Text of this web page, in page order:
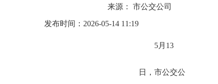
来源： 市公交公司
发布时间：2026-05-14 11:19
5月13
日，市公交公